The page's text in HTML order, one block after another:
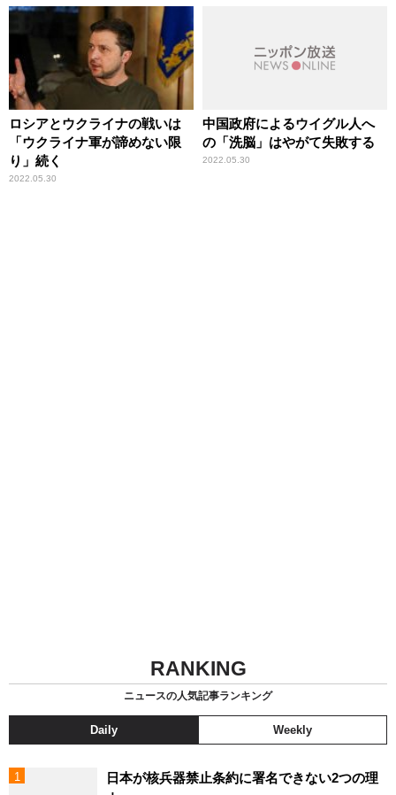
ロシアとウクライナの戦いは
「ウクライナ軍が諦めない限
り」続く
2022.05.30
中国政府によるウイグル人へ
の「洗脳」はやがて失敗する
2022.05.30
RANKING
ニュースの人気記事ランキング
Daily Weekly
日本が核兵器禁止条約に署名できない2つの理